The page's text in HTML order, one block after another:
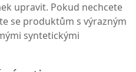
upravit. Pokud nechcete
se produktům s výrazným
syntetickými